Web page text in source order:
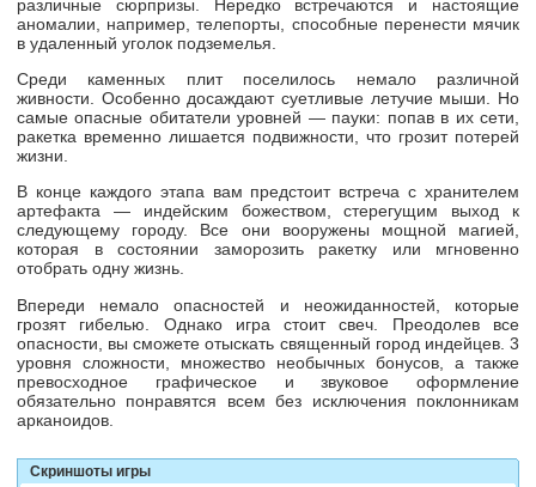
различные сюрпризы. Нередко встречаются и настоящие
аномалии, например, телепорты, способные перенести мячик
в удаленный уголок подземелья.
Среди каменных плит поселилось немало различной
живности. Особенно досаждают суетливые летучие мыши. Но
самые опасные обитатели уровней — пауки: попав в их сети,
ракетка временно лишается подвижности, что грозит потерей
жизни.
В конце каждого этапа вам предстоит встреча с хранителем
артефакта — индейским божеством, стерегущим выход к
следующему городу. Все они вооружены мощной магией,
которая в состоянии заморозить ракетку или мгновенно
отобрать одну жизнь.
Впереди немало опасностей и неожиданностей, которые
грозят гибелью. Однако игра стоит свеч. Преодолев все
опасности, вы сможете отыскать священный город индейцев. 3
уровня сложности, множество необычных бонусов, а также
превосходное графическое и звуковое оформление
обязательно понравятся всем без исключения поклонникам
арканоидов.
Скриншоты игры